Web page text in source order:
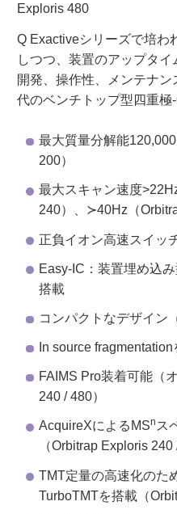
Exploris 480
Q Exactiveシリーズで培わ
しつつ、装置のアップタ
開発、操作性、メンテナ
代のベンチトップ型四重極
最大質量分解能
200）
最大スキャン速度
240）、≻40Hz（
正負イオン高速スイッ
Easy-IC：装置埋め込
搭載
コンパクトなデザイン
In source
FAIMS Pro装着可能（
240 / 480）
AcquireXによるMSnス
（Orbitrap Exploris 240
TMT定量の高速化のた
TurboTMTを搭載（